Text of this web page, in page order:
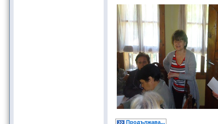
Продължава...